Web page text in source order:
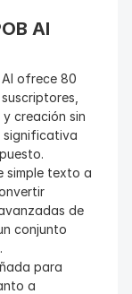
AI
AI ofrece 80
creación sin
significativa
simple texto a
de
conjunto
para
a